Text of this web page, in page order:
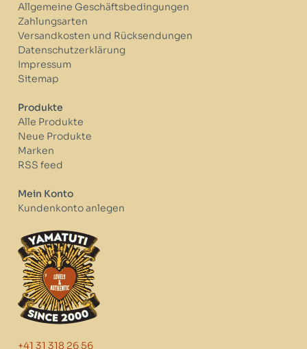
Allgemeine Geschäftsbedingungen
Zahlungsarten
Versandkosten und Rücksendungen
Datenschutzerklärung
Impressum
Sitemap
Produkte
Alle Produkte
Neue Produkte
Marken
RSS feed
Mein Konto
Kundenkonto anlegen
+41 31 318 26 56